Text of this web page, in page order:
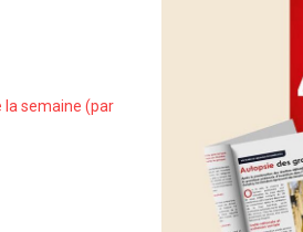
la semaine (par